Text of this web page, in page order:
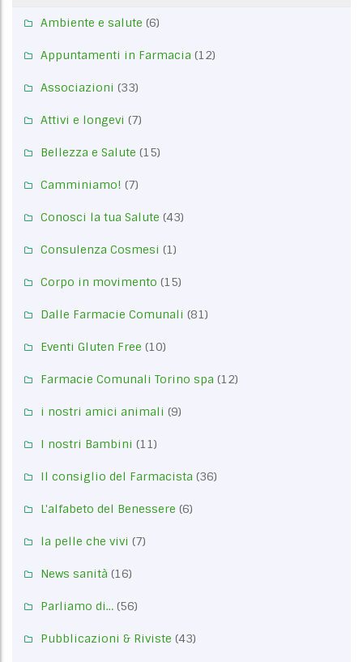
Ambiente e salute (6)
Appuntamenti in Farmacia (12)
Associazioni (33)
Attivi e longevi (7)
Bellezza e Salute (15)
Camminiamo! (7)
Conosci la tua Salute (43)
Consulenza Cosmesi (1)
Corpo in movimento (15)
Dalle Farmacie Comunali (81)
Eventi Gluten Free (10)
Farmacie Comunali Torino spa (12)
i nostri amici animali (9)
I nostri Bambini (11)
Il consiglio del Farmacista (36)
L'alfabeto del Benessere (6)
la pelle che vivi (7)
News sanità (16)
Parliamo di… (56)
Pubblicazioni & Riviste (43)